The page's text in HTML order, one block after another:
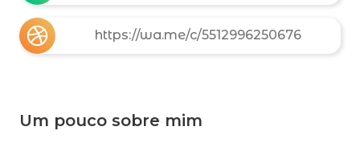
https://wa.me/c/5512996250676
Um pouco sobre mim